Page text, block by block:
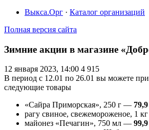
Выкса.Орг · Каталог организаций
Полная версия сайта
Зимние акции в магазине
12 января 2023, 14:00 4 915
В период с 12.01 по 26.01 вы можете
следующие товары
«Сайра Приморская», 250 г —
рагу свиное, свежемороженое, 1
майонез «Печагин», 750 мл —